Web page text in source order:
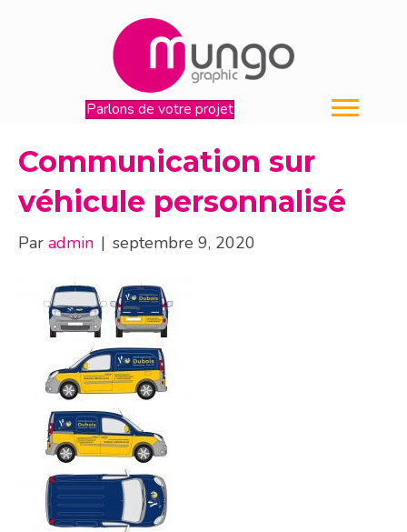
Parlons de votre projet
Communication sur
véhicule personnalisé
Par admin | septembre 9, 2020